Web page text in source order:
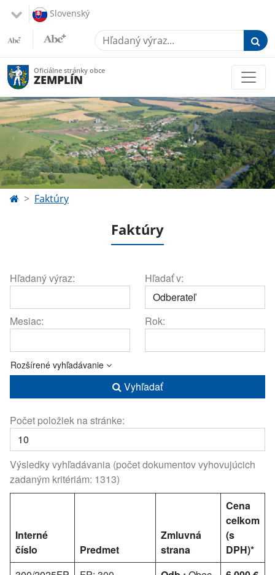
Slovenský
Hľadaný výraz...
Oficiálne stránky obce
ZEMPLÍN
Faktúry
Faktúry
Hľadaný výraz: Hľadať v:
Mesiac: Rok:
Rozšírené vyhľadávanie
Vyhľadať
Počet položiek na stránke:
Výsledky vyhľadávania (počet dokumentov vyhovujúcich
zadaným kritériám: 1313)
Interné
číslo
Predmet
Zmluvná
strana
Cena
celkom
(s
DPH)*